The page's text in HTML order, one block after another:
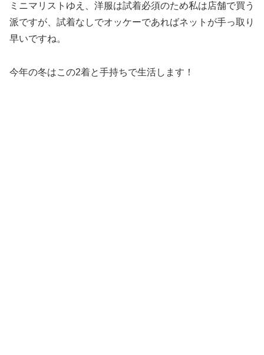
ミニマリストゆえ、洋服は試着必須のため私は店舗で買う
派ですが、試着なしでオッケーであればネットが手っ取り
早いですね。
今年の冬はこの2着と手持ちで生活します！